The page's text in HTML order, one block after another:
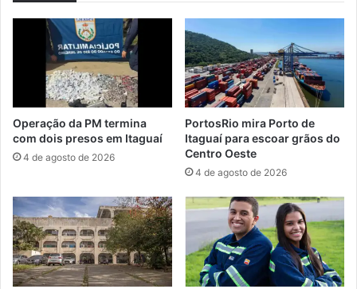
g
u
i
h
o
A
n
a
b
o
e
s
p
e
t
á
c
Operação da PM termina
com dois presos em Itaguaí
4 de agosto de 2026
PortosRio mira Porto de
Itaguaí para escoar grãos do
Centro Oeste
4 de agosto de 2026